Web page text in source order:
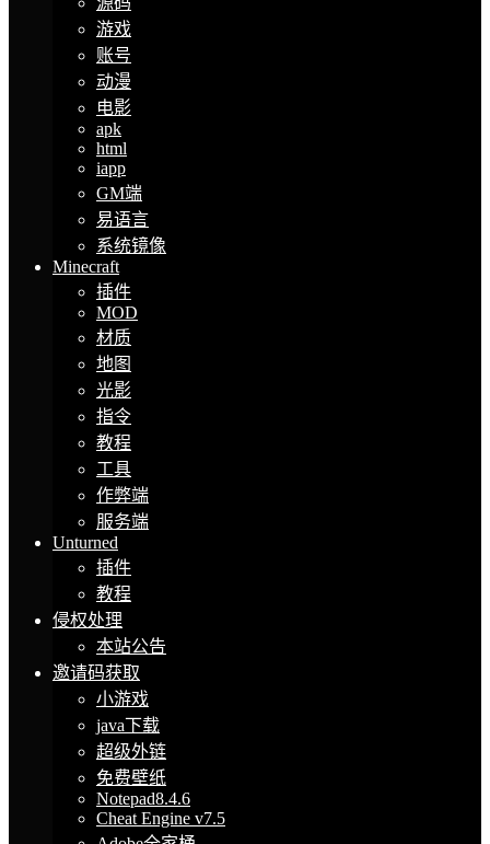
游戏
账号
动漫
电影
apk
html
iapp
GM端
易语言
系统镜像
Minecraft
插件
MOD
材质
地图
光影
指令
教程
工具
作弊端
服务端
Unturned
插件
教程
侵权处理
本站公告
邀请码获取
小游戏
java下载
超级外链
免费壁纸
Notepad8.4.6
Cheat Engine v7.5